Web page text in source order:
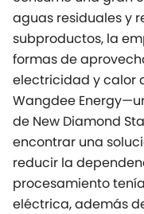
aguas residuales y
subproductos, la
formas de
electricidad y calor
Wangdee
de New Diamond
encontrar una
reducir la
procesamiento
eléctrica, además